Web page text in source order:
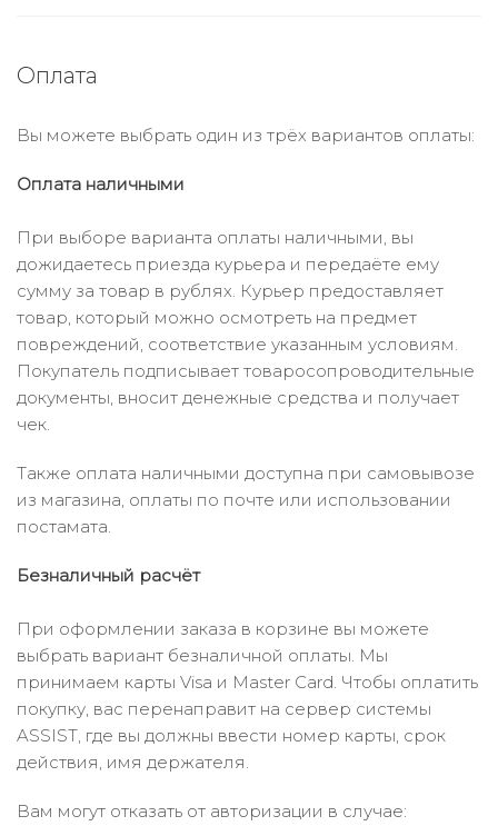
Оплата
Вы можете выбрать один из трёх вариантов оплаты:
Оплата наличными
При выборе варианта оплаты наличными, вы
дожидаетесь приезда курьера и передаёте ему
сумму за товар в рублях. Курьер предоставляет
товар, который можно осмотреть на предмет
повреждений, соответствие указанным условиям.
Покупатель подписывает товаросопроводительные
документы, вносит денежные средства и получает
чек.
Также оплата наличными доступна при самовывозе
из магазина, оплаты по почте или использовании
постамата.
Безналичный расчёт
При оформлении заказа в корзине вы можете
выбрать вариант безналичной оплаты. Мы
принимаем карты Visa и Master Card. Чтобы оплатить
покупку, вас перенаправит на сервер системы
ASSIST, где вы должны ввести номер карты, срок
действия, имя держателя.
Вам могут отказать от авторизации в случае: